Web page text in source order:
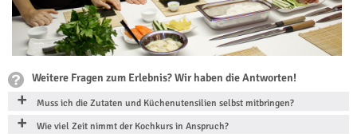
Weitere Fragen zum Erlebnis? Wir haben die Antworten!
Muss ich die Zutaten und Küchenutensilien selbst mitbringen?
Wie viel Zeit nimmt der Kochkurs in Anspruch?